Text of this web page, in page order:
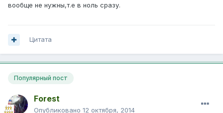
вообще не нужны,т.е в ноль сразу.
Цитата
Популярный пост
Forest
Опубликовано 12 октября, 2014